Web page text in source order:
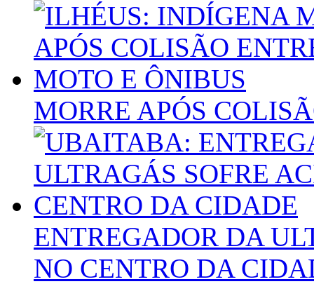
MORRE APÓS
ENTREGADOR DA
NO CENTRO DA